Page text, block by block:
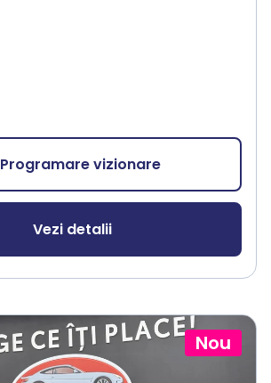
Programare vizionare
Vezi detalii
Nou